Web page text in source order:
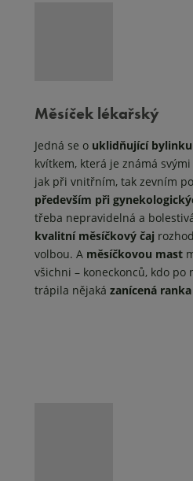
Měsíček lékařský
Jedná se o uklidňující bylinku
kvítkem, která je známá
jak při vnitřním, tak zevním
především při
třeba nepravidelná a
kvalitní měsíčkový čaj
volbou. A měsíčkovou mast
všichni – koneckonců, kdo po
trápila nějaká zanícená